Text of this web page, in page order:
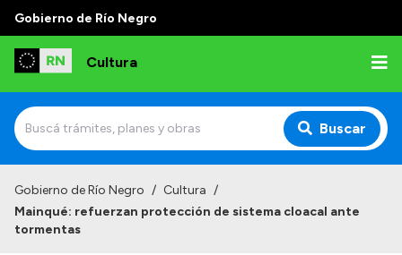
Gobierno de Río Negro
Cultura
Buscar
Institucional
Gobierno de Río Negro / Cultura /
Mainqué: refuerzan protección de sistema cloacal ante
tormentas